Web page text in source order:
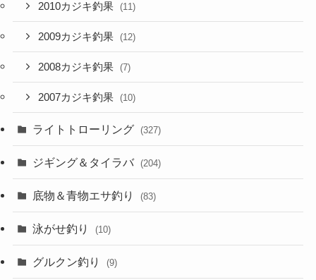
2010カジキ釣果 (11)
2009カジキ釣果 (12)
2008カジキ釣果 (7)
2007カジキ釣果 (10)
ライトトローリング (327)
ジギング＆タイラバ (204)
底物＆青物エサ釣り (83)
泳がせ釣り (10)
グルクン釣り (9)